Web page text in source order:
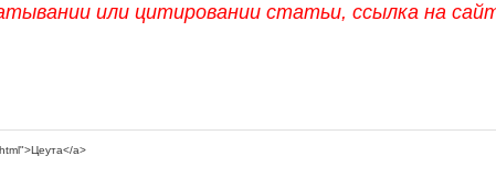
или цитировании статьи, ссылка на